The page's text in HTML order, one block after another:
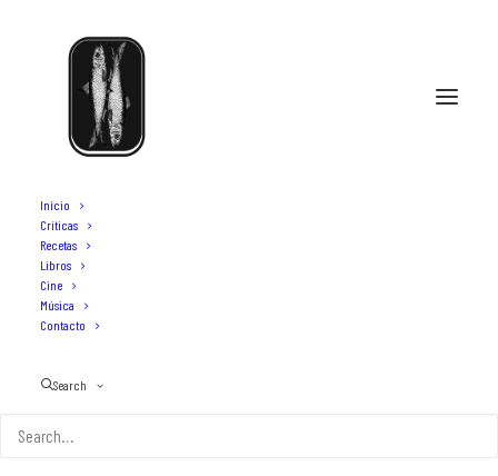
Inicio
Críticas
Recetas
Libros
Cine
Música
Contacto
Search
Madrid